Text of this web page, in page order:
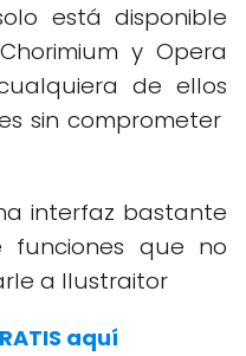
está disponible
y Opera
de ellos
sin comprometer
interfaz bastante
funciones que no
a Ilustraitor
aquí